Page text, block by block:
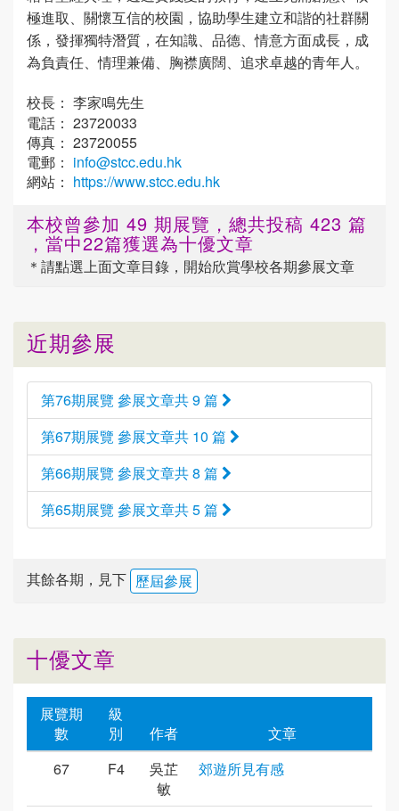
極進取、關懷互信的校園，協助學生建立和諧的社群關
係，發揮獨特潛質，在知識、品德、情意方面成長，成
為負責任、情理兼備、胸襟廣闊、追求卓越的青年人。
校長： 李家鳴先生
電話： 23720033
傳真： 23720055
電郵： info@stcc.edu.hk
網站： https://www.stcc.edu.hk
本校曾參加 49 期展覽，總共投稿 423 篇
，當中22篇獲選為十優文章
＊請點選上面文章目錄，開始欣賞學校各期參展文章
近期參展
第76期展覽 參展文章共 9 篇
第67期展覽 參展文章共 10 篇
第66期展覽 參展文章共 8 篇
第65期展覽 參展文章共 5 篇
其餘各期，見下 歷屆參展
十優文章
展覽期
數
級
別
作者
文章
67
F4
吳芷
敏
郊遊所見有感